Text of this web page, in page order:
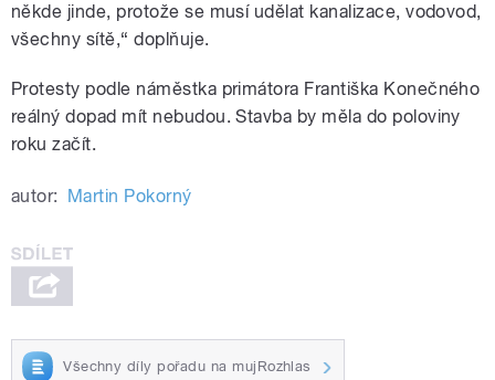
někde jinde, protože se musí udělat kanalizace, vodovod,
všechny sítě,“ doplňuje.
Protesty podle náměstka primátora Františka Konečného
reálný dopad mít nebudou. Stavba by měla do poloviny
roku začít.
autor: Martin Pokorný
Všechny díly pořadu na mujRozhlas